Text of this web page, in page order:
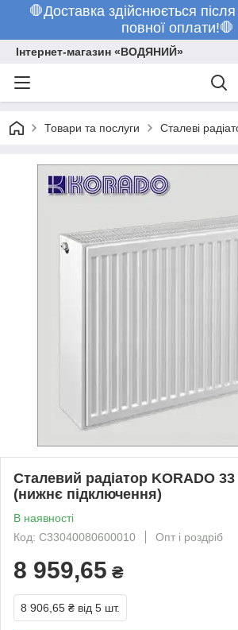
🛑Доставка здійснюється
повної оплати!🛑
Інтернет-магазин «ВОДЯНИЙ»
Товари та послуги Сталеві
Сталевий радіатор KORADO
(нижнє підключення)
В наявності
Код: C33040080600010
Опт і роздріб
8 959,65 ₴
8 906,65 ₴ від 5 шт.